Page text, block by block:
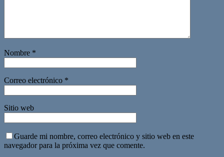
Nombre *
Correo electrónico *
Sitio web
Guarde mi nombre, correo electrónico y sitio web en este
navegador para la próxima vez que comente.